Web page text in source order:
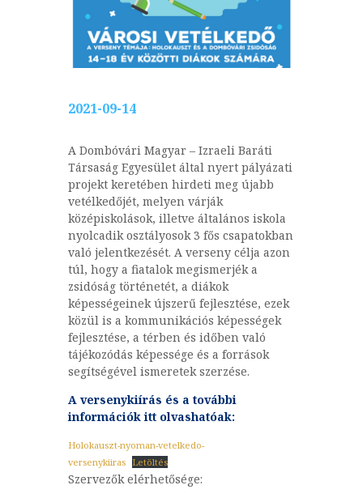
2021-09-14
A Dombóvári Magyar – Izraeli Baráti
Társaság Egyesület által nyert pályázati
projekt keretében hirdeti meg újabb
vetélkedőjét, melyen várják
középiskolások, illetve általános iskola
nyolcadik osztályosok 3 fős csapatokban
való jelentkezését. A verseny célja azon
túl, hogy a fiatalok megismerjék a
zsidóság történetét, a diákok
képességeinek újszerű fejlesztése, ezek
közül is a kommunikációs képességek
fejlesztése, a térben és időben való
tájékozódás képessége és a források
segítségével ismeretek szerzése.
A versenykiírás és a további
információk itt olvashatóak:
Holokauszt-nyoman-vetelkedo-
versenykiiras Letöltés
Szervezők elérhetősége: